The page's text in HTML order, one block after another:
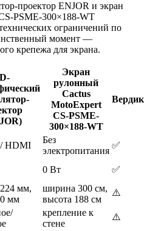
проектор ENJOR и экран
PSME-300×188-WT
ограничений по
момент —
крепежа для экрана.
Экран
рулонный
Cactus
MotoExpert
CS-PSME-
300×188-WT
HDMI
Без
электропитания
✅
0 Вт
✅
мм,
мм
ширина 300 см,
высота 188 см
⚠️
крепление к
стене
⚠️